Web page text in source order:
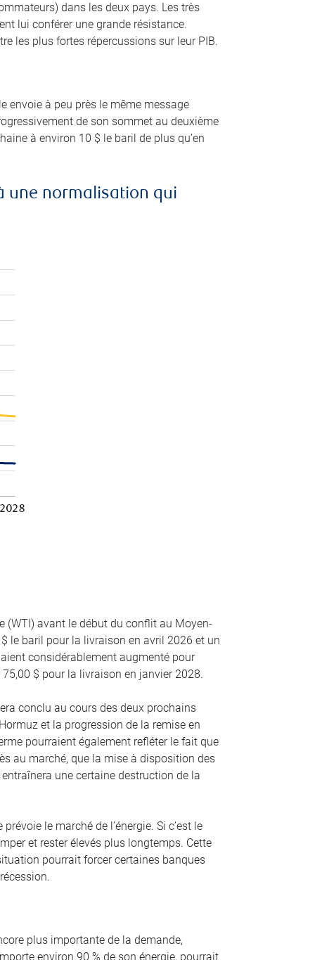
dans les deux pays. Les très
lui conférer une grande résistance.
les plus fortes répercussions sur leur PIB.
envoie à peu près le même message
de son sommet au deuxième
à environ 10 $ le baril de plus qu’en
une normalisation qui
(WTI) avant le début du conflit au Moyen-
le baril pour la livraison en avril 2026 et un
considérablement augmenté pour
$ pour la livraison en janvier 2028.
conclu au cours des deux prochains
et la progression de la remise en
pourraient également refléter le fait que
au marché, que la mise à disposition des
une certaine destruction de la
le marché de l’énergie. Si c’est le
et rester élevés plus longtemps. Cette
pourrait forcer certaines banques
plus importante de la demande,
environ 90 % de son énergie, pourrait